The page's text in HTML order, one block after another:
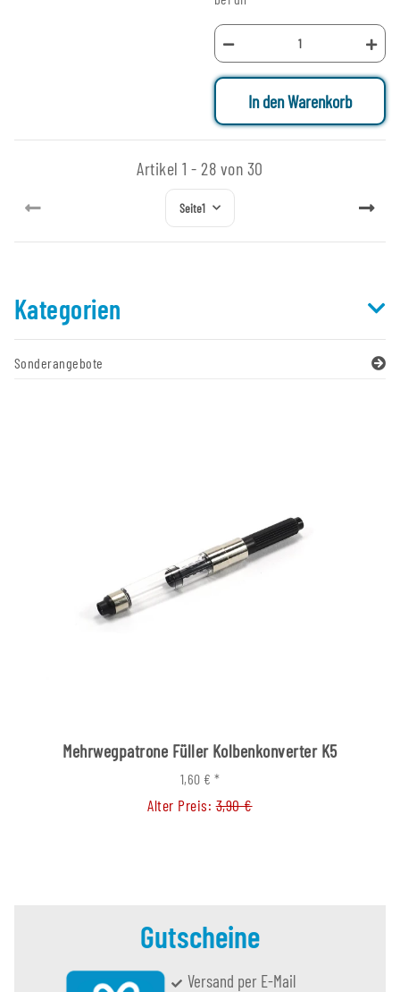
In den Warenkorb
Artikel 1 - 28 von 30
Seite1
Kategorien
Sonderangebote
Mehrwegpatrone Füller Kolbenkonverter K5
1,60 € *
Alter Preis:3,90 €
Gutscheine
Versand per E-Mail